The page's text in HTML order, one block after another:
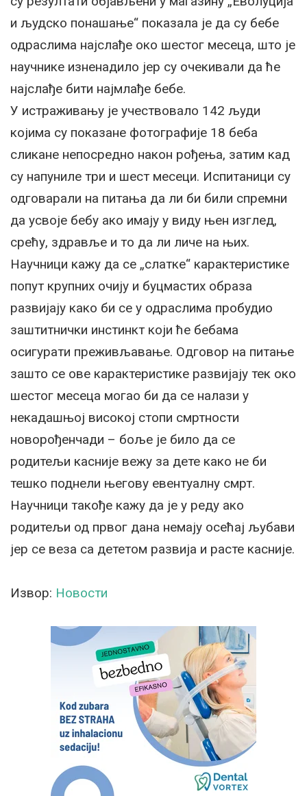
и људско понашање“ показала је да су бебе
одраслима најслађе око шестог месеца, што је
научнике изненадило јер су очекивали да ће
најслађе бити најмлађе бебе.
У истраживању је учествовало 142 људи
којима су показане фотографије 18 беба
сликане непосредно након рођења, затим кад
су напуниле три и шест месеци. Испитаници су
одговарали на питања да ли би били спремни
да усвоје бебу ако имају у виду њен изглед,
срећу, здравље и то да ли личе на њих.
Научници кажу да се „слатке“ карактеристике
попут крупних очију и буцмастих образа
развијају како би се у одраслима пробудио
заштитнички инстинкт који ће бебама
осигурати преживљавање. Одговор на питање
зашто се ове карактеристике развијају тек око
шестог месеца могао би да се налази у
некадашњој високој стопи смртности
новорођенчади – боље је било да се
родитељи касније вежу за дете како не би
тешко поднели његову евентуалну смрт.
Научници такође кажу да је у реду ако
родитељи од првог дана немају осећај љубави
јер се веза са дететом развија и расте касније.
Извор: Новости